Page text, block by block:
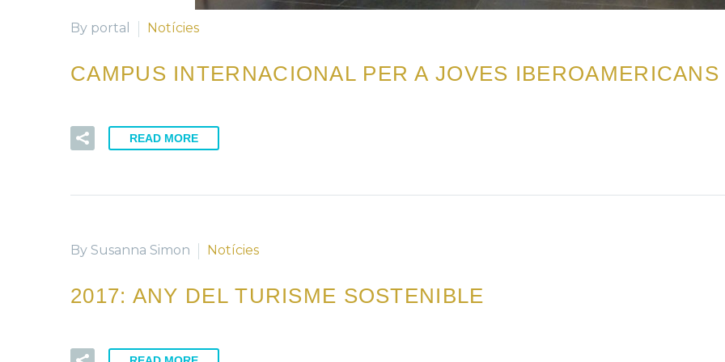
By portal Notícies
CAMPUS INTERNACIONAL PER A JOVES IBEROAMERICANS
READ MORE
By Susanna Simon Notícies
2017: ANY DEL TURISME SOSTENIBLE